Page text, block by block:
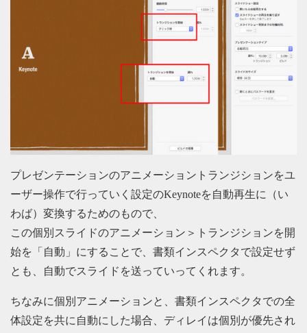
プレゼンテーションのアニメーショントランジションをユ
ーザー操作で行っていく設定のKeynoteを自動再生に（い
わば）変換するためのもので、
この個別スライドのアニメーション＞トランジションを開
始を「自動」にすることで、書類インスペクタで設定せず
とも、自動でスライドを送っていってくれます。
ちなみに個別アニメーションと、書類インスペクタでの全
体設定を共に自動にした場合、ディレイは個別が優先され